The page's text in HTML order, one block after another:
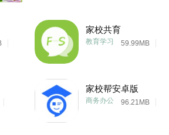
划以及学生的成绩报告等重要信息。此
板或即时消息服务，使得家长
家校共育
59.99MB
教育学习
家校帮安卓版
96.21MB
商务办公